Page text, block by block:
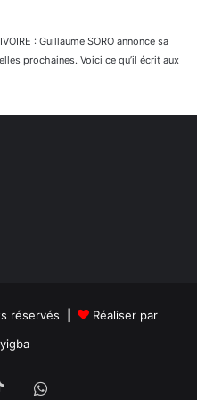
: Guillaume SORO annonce sa
prochaines. Voici ce qu’il écrit aux
réservés |
Réaliser par
TikTokWhatsApp